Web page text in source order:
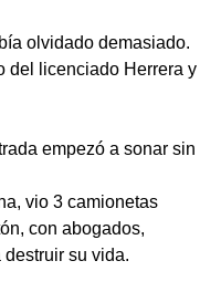
olvidado demasiado.
del licenciado Herrera y
empezó a sonar sin
vio 3 camionetas
con abogados,
su vida.